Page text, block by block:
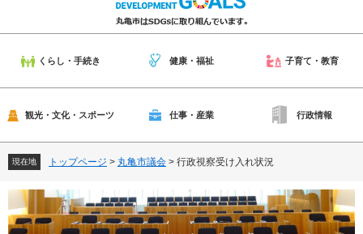
。
て
くらし・手続き 健康・福祉 子育て・教育
観光・文化・スポーツ 仕事・産業 行政情報
現在地 トップページ > 丸亀市議会 > 行政視察受け入れ状況